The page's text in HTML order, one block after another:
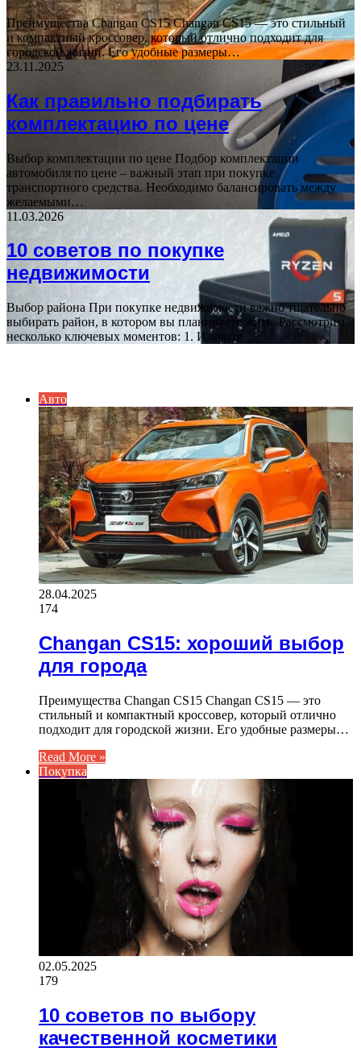
Преимущества Changan CS15 Changan CS15 — это стильный
и компактный кроссовер, который отлично подходит для
городской жизни. Его удобные размеры…
23.11.2025
Как правильно подбирать
комплектацию по цене
Выбор комплектации по цене Подбор комплектации
автомобиля по цене – важный этап при покупке
транспортного средства. Необходимо балансировать между
желаемыми…
11.03.2026
10 советов по покупке
недвижимости
Выбор района При покупке недвижимости важно тщательно
выбирать район, в котором вы планируете жить. Рассмотрим
несколько ключевых моментов: 1. Изучите…
Авто
28.04.2025
174
Changan CS15: хороший выбор
для города
Преимущества Changan CS15 Changan CS15 — это
стильный и компактный кроссовер, который отлично
подходит для городской жизни. Его удобные размеры…
Read More »
Покупка
02.05.2025
179
10 советов по выбору
качественной косметики